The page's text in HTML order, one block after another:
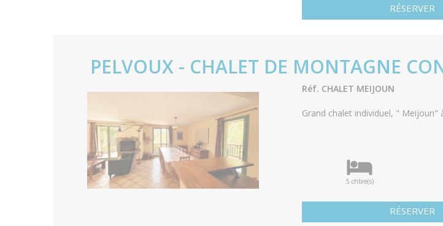
RÉSERVER
PELVOUX - CHALET DE MONTAGNE
Réf. CHALET MEIJOUN
Grand chalet individuel, " Meijoun"
5 chbre(s)
RÉSERVER